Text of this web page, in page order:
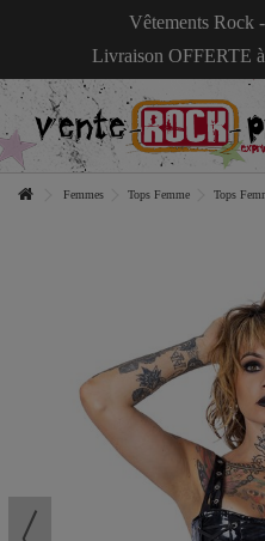
Vêtements Rock
Livraison OFFERTE
Femmes Tops Femme Tops